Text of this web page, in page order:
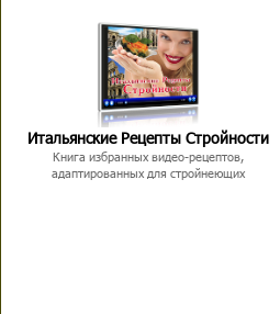
Итальянские Рецепты Стройности
Книга избранных видео-рецептов,
адаптированных для стройнеющих